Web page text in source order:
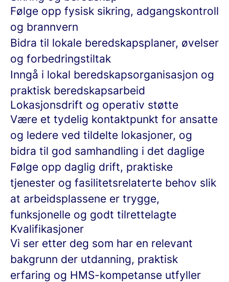
Følge opp fysisk sikring, adgangskontroll
og brannvern
Bidra til lokale beredskapsplaner, øvelser
og forbedringstiltak
Inngå i lokal beredskapsorganisasjon og
praktisk beredskapsarbeid
Lokasjonsdrift og operativ støtte
Være et tydelig kontaktpunkt for ansatte
og ledere ved tildelte lokasjoner, og
bidra til god samhandling i det daglige
Følge opp daglig drift, praktiske
tjenester og fasilitetsrelaterte behov slik
at arbeidsplassene er trygge,
funksjonelle og godt tilrettelagte
Kvalifikasjoner
Vi ser etter deg som har en relevant
bakgrunn der utdanning, praktisk
erfaring og HMS-kompetanse utfyller